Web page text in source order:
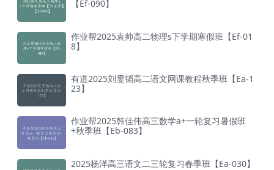
【Ef-090】
作业帮2025袁帅高二物理s下学期寒假班【Ef-01
8】
有道2025刘雯韬高二语文网课教程秋季班【Ea-1
23】
作业帮2025韩佳伟高三数学a+一轮复习暑假班
+秋季班【Eb-083】
2025杨洋高三语文二三轮复习春季班【Ea-030】